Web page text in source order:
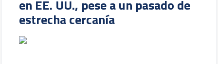
en EE. UU., pese a un pasado de
estrecha cercanía